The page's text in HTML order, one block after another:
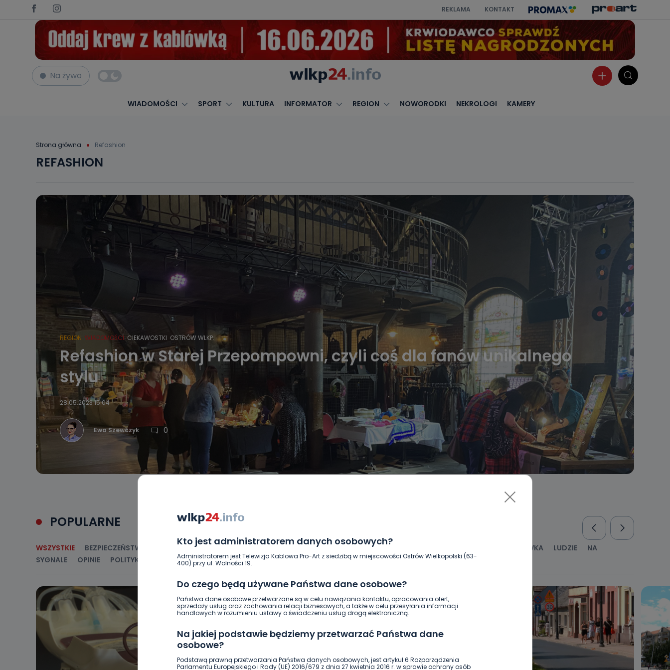
REKLAMA KONTAKT
Na żywo
WIADOMOŚCI SPORT KULTURA INFORMATOR REGION NOWORODKI NEKROLOGI KAMERY
Strona główna Refashion
Kto jest administratorem danych osobowych?
Administratorem jest Telewizja Kablowa Pro-Art z siedzibą w miejscowości Ostrów Wielkopolski (63-
400) przy ul. Wolności 19.
Do czego będą używane Państwa dane osobowe?
Państwa dane osobowe przetwarzane są w celu nawiązania kontaktu, opracowania ofert,
sprzedaży usług oraz zachowania relacji biznesowych, a także w celu przesyłania informacji
handlowych w rozumieniu ustawy o świadczeniu usług drogą elektroniczną.
Na jakiej podstawie będziemy przetwarzać Państwa dane
osobowe?
Podstawą prawną przetwarzania Państwa danych osobowych, jest artykuł 6 Rozporządzenia
Parlamentu Europejskiego i Rady (UE) 2016/679 z dnia 27 kwietnia 2016 r. w sprawie ochrony osób
REFASHION
REGION WIADOMOŚCI CIEKAWOSTKI OSTRÓW WLKP.
Refashion w Starej Przepompowni, czyli coś dla fanów unikalnego
stylu
28.05.2023 15:04
Ewa Szewczyk 0
POPULARNE
WSZYSTKIE BEZPIECZEŃSTWO CIEKAWOSTKI GOSPODARKA I FINANSE HISTORIA KULTURA I ROZRYWKA LUDZIE
NA
SYGNALE
OPINIE POLITYKA RELIGIA SAMORZĄD ŚRODOWISKO WASZE INFO WSZYSTKICH ŚWIĘTYCH WYWIADY